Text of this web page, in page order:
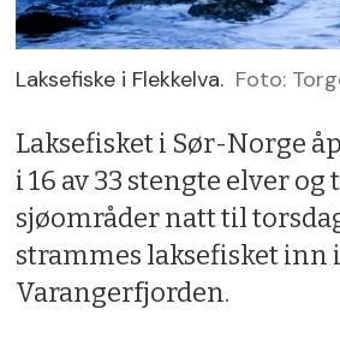
Laksefiske i Flekkelva. Foto:
Laksefisket i Sør-Norge
i 16 av 33 stengte elver og
sjøområder natt til
strammes laksefisket inn i
Varangerfjorden.